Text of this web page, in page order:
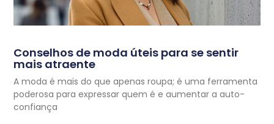
Conselhos de moda úteis para se sentir
mais atraente
A moda é mais do que apenas roupa; é uma ferramenta
poderosa para expressar quem é e aumentar a auto-
confiança